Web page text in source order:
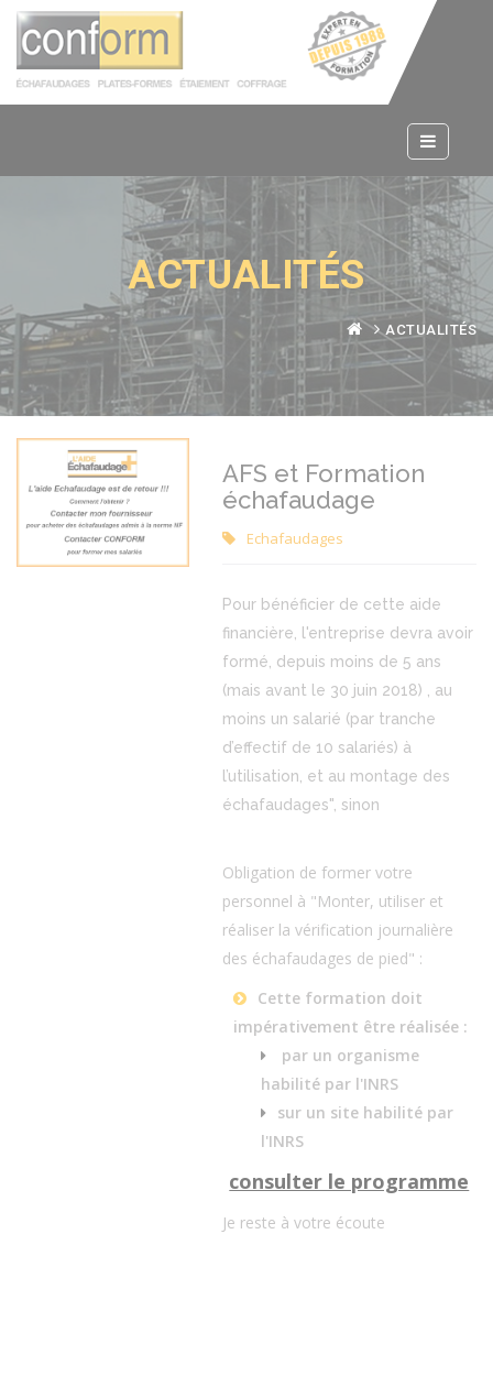
ACTUALITÉS
ACTUALITÉS
AFS et Formation
échafaudage
Echafaudages
Pour bénéficier de cette aide
financière, l'entreprise devra avoir
formé, depuis moins de 5 ans
(mais avant le 30 juin 2018) , au
moins un salarié (par tranche
d’effectif de 10 salariés) à
l’utilisation, et au montage des
échafaudages", sinon
Obligation de former votre
personnel à "Monter, utiliser et
réaliser la vérification journalière
des échafaudages de pied" :
Cette formation doit
impérativement être réalisée :
par un organisme
habilité par l'INRS
sur un site habilité par
l'INRS
consulter le programme
Je reste à votre écoute
Panneau de gestion des cookies